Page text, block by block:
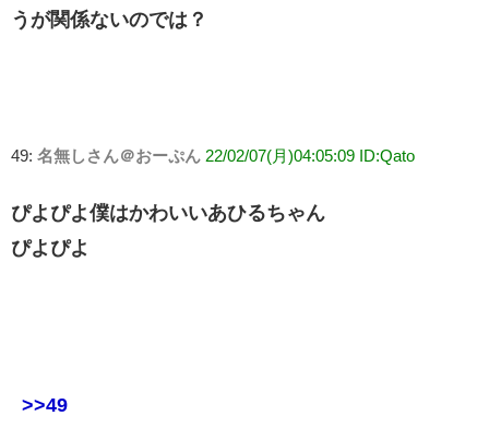
うが関係ないのでは？
49: 名無しさん＠おーぷん 22/02/07(月)04:05:09 ID:Qato
ぴよぴよ僕はかわいいあひるちゃん
ぴよぴよ
>>49